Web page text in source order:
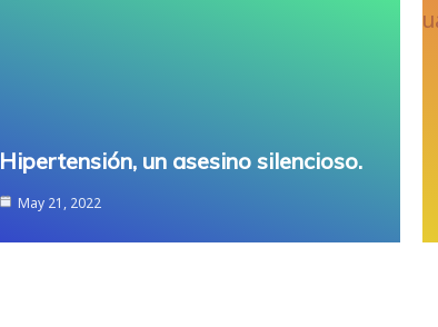
Hipertensión, un asesino silencioso.
May 21, 2022